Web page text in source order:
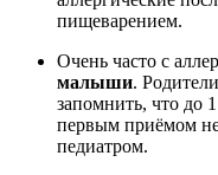
пищеварением.
Очень часто с
малыши.
запомнить, что до
первым приёмом
педиатром.